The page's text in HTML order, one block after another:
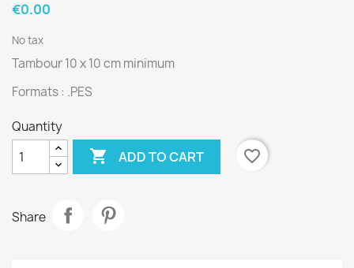
€0.00
No tax
Tambour 10 x 10 cm minimum
Formats : .PES
Quantity
 ADD TO CART favorite_border
Share